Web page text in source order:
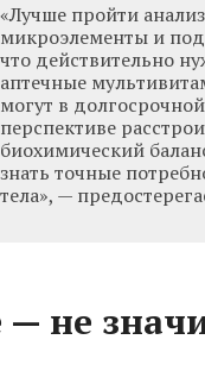
«Лучше пройти
микроэлементы и
что действительно
аптечные
могут в долгосрочной
перспективе
биохимический
знать точные
тела», —
не